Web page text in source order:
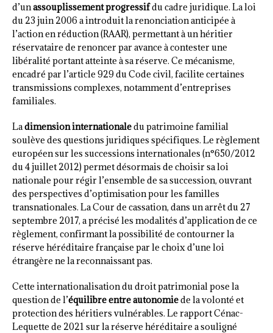
d’unassouplissement progressifdu cadre juridique. La loi
du 23 juin 2006 a introduit la renonciation anticipée à
l’action en réduction (RAAR), permettant à un héritier
réservataire de renoncer par avance à contester une
libéralité portant atteinte à sa réserve. Ce mécanisme,
encadré par l’article 929 du Code civil, facilite certaines
transmissions complexes, notamment d’entreprises
familiales.
Ladimension internationaledu patrimoine familial
soulève des questions juridiques spécifiques. Le règlement
européen sur les successions internationales (n°650/2012
du 4 juillet 2012) permet désormais de choisir sa loi
nationale pour régir l’ensemble de sa succession, ouvrant
des perspectives d’optimisation pour les familles
transnationales. La Cour de cassation, dans un arrêt du 27
septembre 2017, a précisé les modalités d’application de ce
règlement, confirmant la possibilité de contourner la
réserve héréditaire française par le choix d’une loi
étrangère ne la reconnaissant pas.
Cette internationalisation du droit patrimonial pose la
question de l’équilibre entre autonomiede la volonté et
protection des héritiers vulnérables. Le rapport Cénac-
Lequette de 2021 sur la réserve héréditaire a souligné